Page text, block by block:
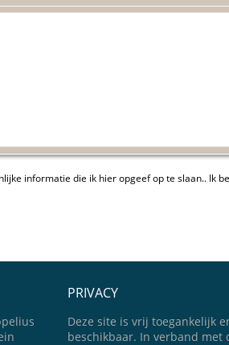
informatie die ik hier opgeef op te slaan..
PRIVACY
Deze site is vrij toegankelijk
beschikbaar. In verband met